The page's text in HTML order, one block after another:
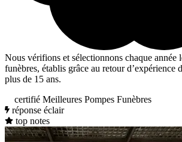
Nous vérifions et sélectionnons chaque année
funèbres, établis grâce au retour d’expérience
plus de 15 ans.
certifié Meilleures Pompes Funèbres
réponse éclair
top notes